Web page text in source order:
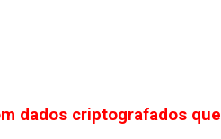
dados criptografados que